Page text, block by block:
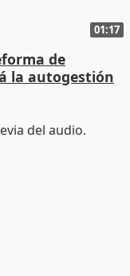
01:17
de
la autogestión